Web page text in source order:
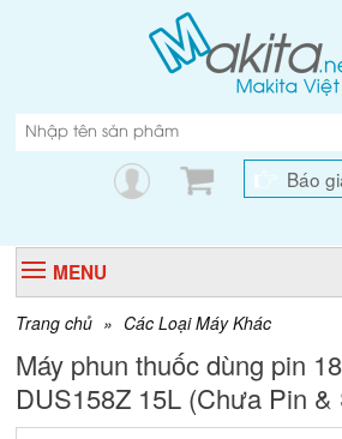
Báo
MENU
Trang chủ » Các Loại Máy Khác
Máy phun thuốc dùng pin
DUS158Z 15L (Chưa Pin &